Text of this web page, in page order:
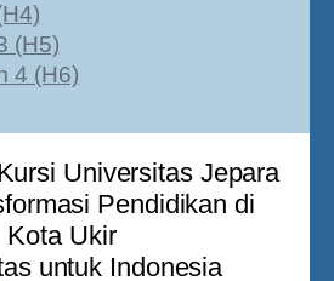
(H5)
4 (H6)
Universitas Jepara
Pendidikan di
Kota Ukir
untuk Indonesia